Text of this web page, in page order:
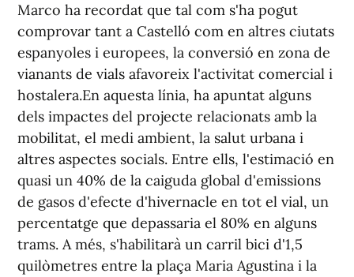
Marco ha recordat que tal com s'ha pogut
comprovar tant a Castelló com en altres ciutats
espanyoles i europees, la conversió en zona de
vianants de vials afavoreix l'activitat comercial i
hostalera.En aquesta línia, ha apuntat alguns
dels impactes del projecte relacionats amb la
mobilitat, el medi ambient, la salut urbana i
altres aspectes socials. Entre ells, l'estimació en
quasi un 40% de la caiguda global d'emissions
de gasos d'efecte d'hivernacle en tot el vial, un
percentatge que depassaria el 80% en alguns
trams. A més, s'habilitarà un carril bici d'1,5
quilòmetres entre la plaça Maria Agustina i la